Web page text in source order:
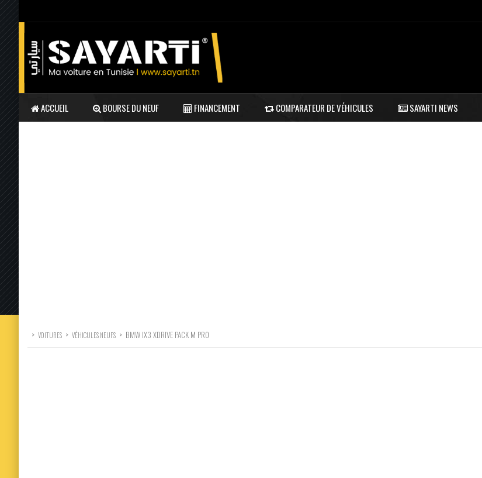
ACCUEIL BOURSE DU NEUF FINANCEMENT COMPARATEUR DE VÉHICULES SAYARTI NEWS
> VOITURES > VÉHICULES NEUFS > BMW IX3 XDRIVE PACK M PRO